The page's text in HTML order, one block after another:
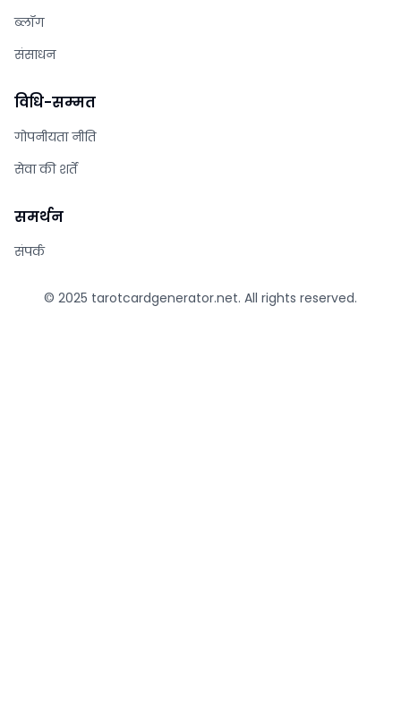
ब्लॉग
संसाधन
विधि-सम्‍मत
गोपनीयता नीति
सेवा की शर्तें
समर्थन
संपर्क
© 2025 tarotcardgenerator.net. All rights reserved.